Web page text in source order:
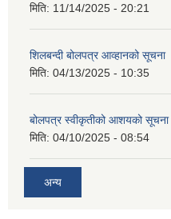
मिति: 11/14/2025 - 20:21
शिलबन्दी बोलपत्र आव्हानको सूचना
मिति: 04/13/2025 - 10:35
बोलपत्र स्वीकृतीको आशयको सूचना
मिति: 04/10/2025 - 08:54
अन्य